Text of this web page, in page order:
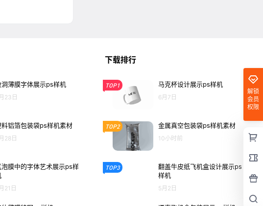
解锁
会员
权限
洞薄膜字体展示ps样机
23日
料铝箔包装袋ps样机素材
28日
泡膜中的字体艺术展示ps样
21日
下载排行
TOP1 马克杯设计展示ps样机
6月7日
TOP2 金属真空包装袋ps样机素材
10小时前
TOP3
翻盖牛皮纸飞机盒设计展示ps
样机
5月2日